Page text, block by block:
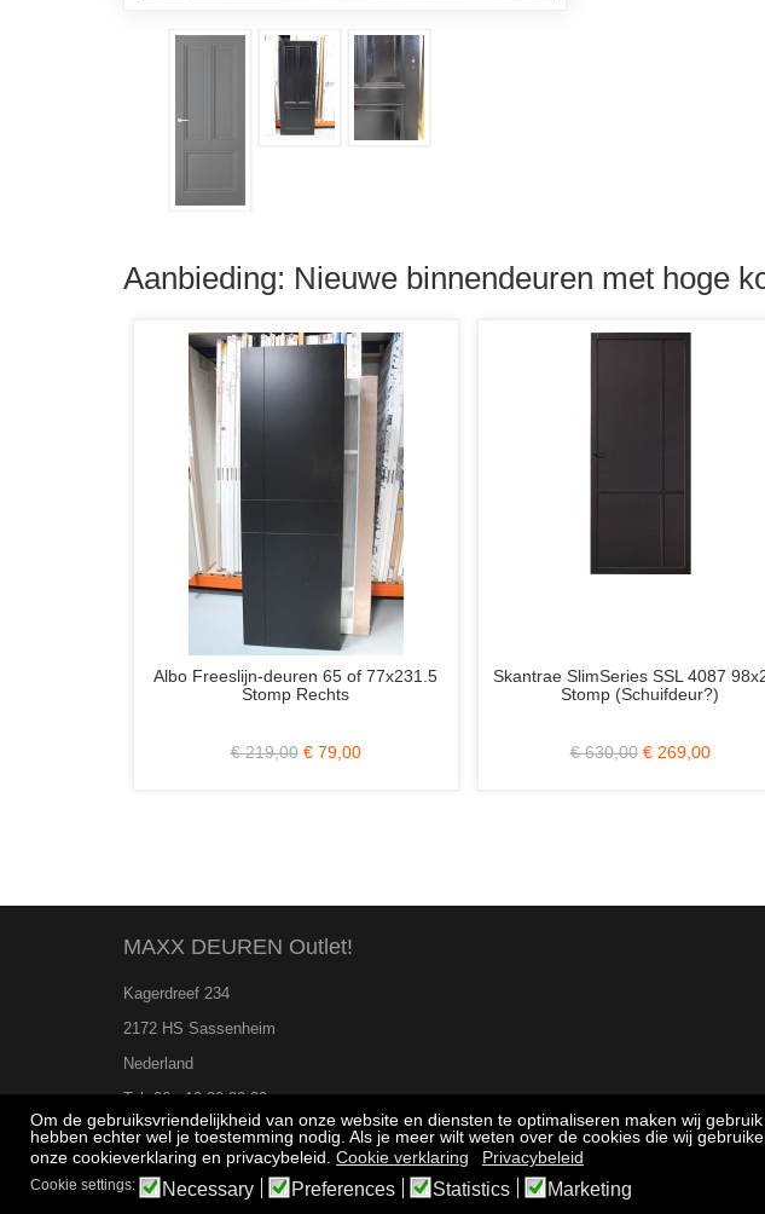
Om de gebruiksvriendelijkheid van onze website en diensten te optimaliseren maken wij
hebben echter wel je toestemming nodig. Als je meer wilt weten over de cookies die wij
onze cookieverklaring en privacybeleid. Cookie verklaring Privacybeleid
Cookie settings: Necessary Preferences Statistics Marketing
Aanbieding: Nieuwe binnendeuren met hoge
deuren 65 of 77x231.5
Skantrae SlimSeries SSL 4087 98x232
Stomp (Schuifdeur?)
€ 630,00
Weekamp WK6316 C
Incl. Mat/
€ 1.211,00
MAXX DEUREN Outlet!
Kagerdreef 234
2172 HS Sassenheim
Nederland
Tel. 06 - 10 80 80 39
"De scherpste prijs voor de beste deur!"